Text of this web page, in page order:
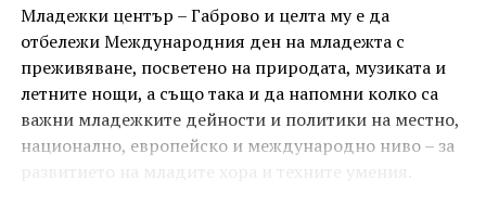
Младежки център – Габрово и целта му е да
отбележи Международния ден на младежта с
преживяване, посветено на природата, музиката и
летните нощи, а също така и да напомни колко са
важни младежките дейности и политики на местно,
национално, европейско и международно ниво – за